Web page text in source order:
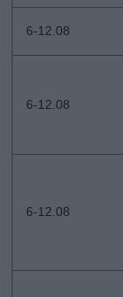
6-12.08
6-12.08
6-12.08